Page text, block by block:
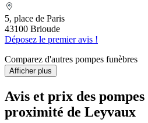
5, place de Paris
43100 Brioude
Déposez le premier avis !
Comparez d'autres pompes funèbres
Afficher plus
Avis et prix des
proximité de Leyvaux